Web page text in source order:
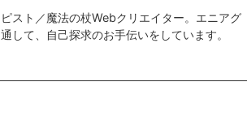
スト／魔法の杖Webクリエイター。エニアグ
して、自己探求のお手伝いをしています。